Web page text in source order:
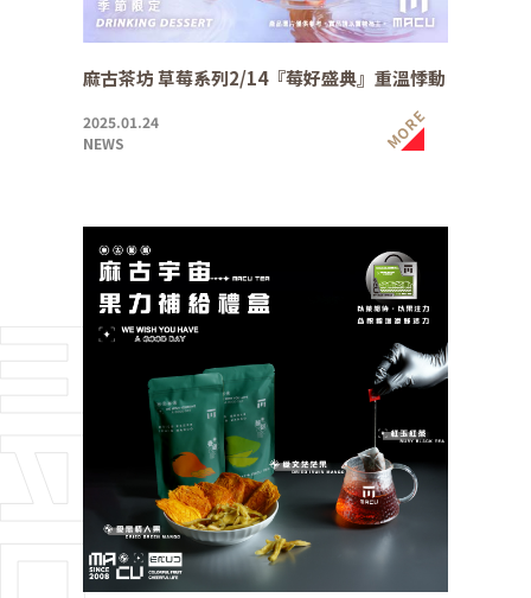
麻古茶坊 草莓系列2/14『莓好盛典』重溫悸動
2025.01.24
NEWS
MORE